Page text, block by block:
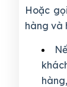
Hoặc
hàng và